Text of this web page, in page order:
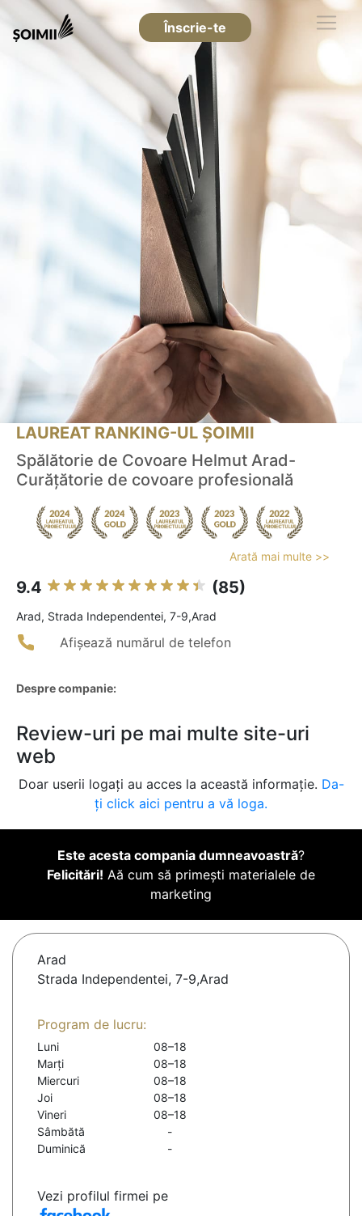
Înscrie-te
LAUREAT RANKING-UL ȘOIMII
Spălătorie de Covoare Helmut Arad-
Curățătorie de covoare profesională
Arată mai multe >>
9.4 (85)
Arad, Strada Independentei, 7-9,Arad
Afișează numărul de telefon
Despre companie:
Review-uri pe mai multe site-uri
web
Doar userii logați au acces la această informație. Da-
ți click aici pentru a vă loga.
Este acesta compania dumneavoastră?
Felicitări! Aă cum să primești materialele de
marketing
Arad
Strada Independentei, 7-9,Arad
Program de lucru:
Luni
08–18
Marți
08–18
Miercuri
08–18
Joi
08–18
Vineri
08–18
Sâmbătă
-
Duminică
-
Vezi profilul firmei pe